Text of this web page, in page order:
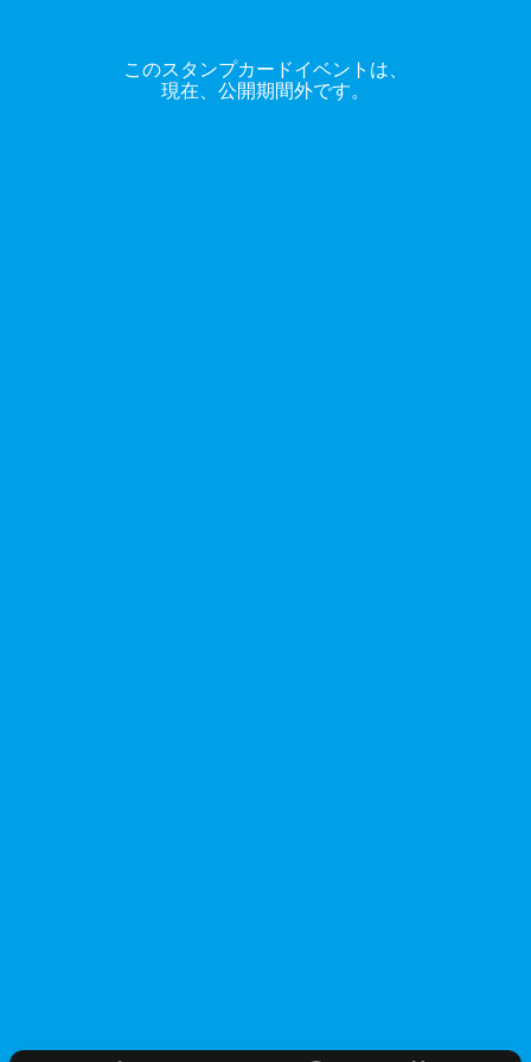
このスタンプカードイベントは、
現在、公開期間外です。